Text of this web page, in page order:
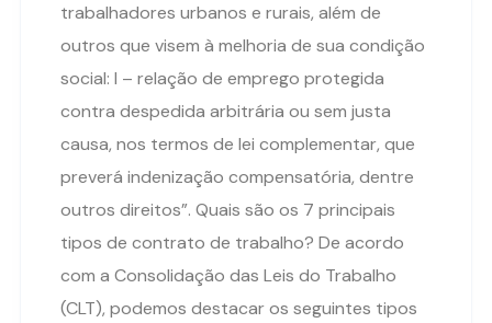
trabalhadores urbanos e rurais, além de
outros que visem à melhoria de sua condição
social: I – relação de emprego protegida
contra despedida arbitrária ou sem justa
causa, nos termos de lei complementar, que
preverá indenização compensatória, dentre
outros direitos”. Quais são os 7 principais
tipos de contrato de trabalho? De acordo
com a Consolidação das Leis do Trabalho
(CLT), podemos destacar os seguintes tipos